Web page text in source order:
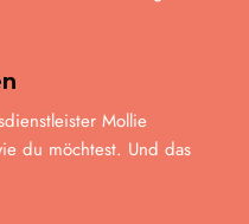
Mollie
du möchtest. Und das